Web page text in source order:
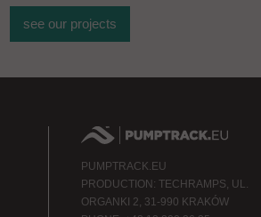
see our projects
PUMPTRACK.EU
PRODUCTION: TECHRAMPS, UL.
ORGANKI 2, 31-990 KRAKÓW